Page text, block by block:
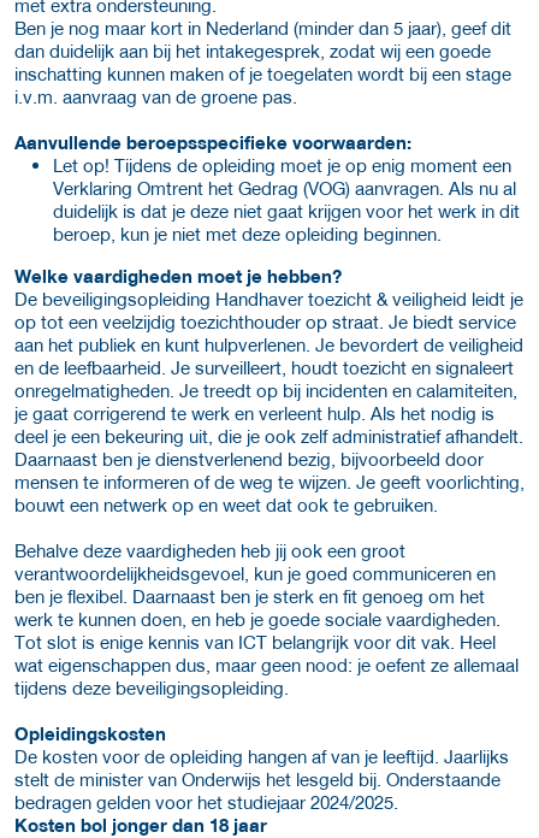
met extra ondersteuning.
Ben je nog maar kort in Nederland (minder dan 5 jaar), geef dit
dan duidelijk aan bij het intakegesprek, zodat wij een goede
inschatting kunnen maken of je toegelaten wordt bij een stage
i.v.m. aanvraag van de groene pas.
Aanvullende beroepsspecifieke voorwaarden:
Let op! Tijdens de opleiding moet je op enig moment een
Verklaring Omtrent het Gedrag (VOG) aanvragen. Als nu al
duidelijk is dat je deze niet gaat krijgen voor het werk in dit
beroep, kun je niet met deze opleiding beginnen.
Welke vaardigheden moet je hebben?
De beveiligingsopleiding Handhaver toezicht & veiligheid leidt je
op tot een veelzijdig toezichthouder op straat. Je biedt service
aan het publiek en kunt hulpverlenen. Je bevordert de veiligheid
en de leefbaarheid. Je surveilleert, houdt toezicht en signaleert
onregelmatigheden. Je treedt op bij incidenten en calamiteiten,
je gaat corrigerend te werk en verleent hulp. Als het nodig is
deel je een bekeuring uit, die je ook zelf administratief afhandelt.
Daarnaast ben je dienstverlenend bezig, bijvoorbeeld door
mensen te informeren of de weg te wijzen. Je geeft voorlichting,
bouwt een netwerk op en weet dat ook te gebruiken.
Behalve deze vaardigheden heb jij ook een groot
verantwoordelijkheidsgevoel, kun je goed communiceren en
ben je flexibel. Daarnaast ben je sterk en fit genoeg om het
werk te kunnen doen, en heb je goede sociale vaardigheden.
Tot slot is enige kennis van ICT belangrijk voor dit vak. Heel
wat eigenschappen dus, maar geen nood: je oefent ze allemaal
tijdens deze beveiligingsopleiding.
Opleidingskosten
De kosten voor de opleiding hangen af van je leeftijd. Jaarlijks
stelt de minister van Onderwijs het lesgeld bij. Onderstaande
bedragen gelden voor het studiejaar 2024/2025.
Kosten bol jonger dan 18 jaar